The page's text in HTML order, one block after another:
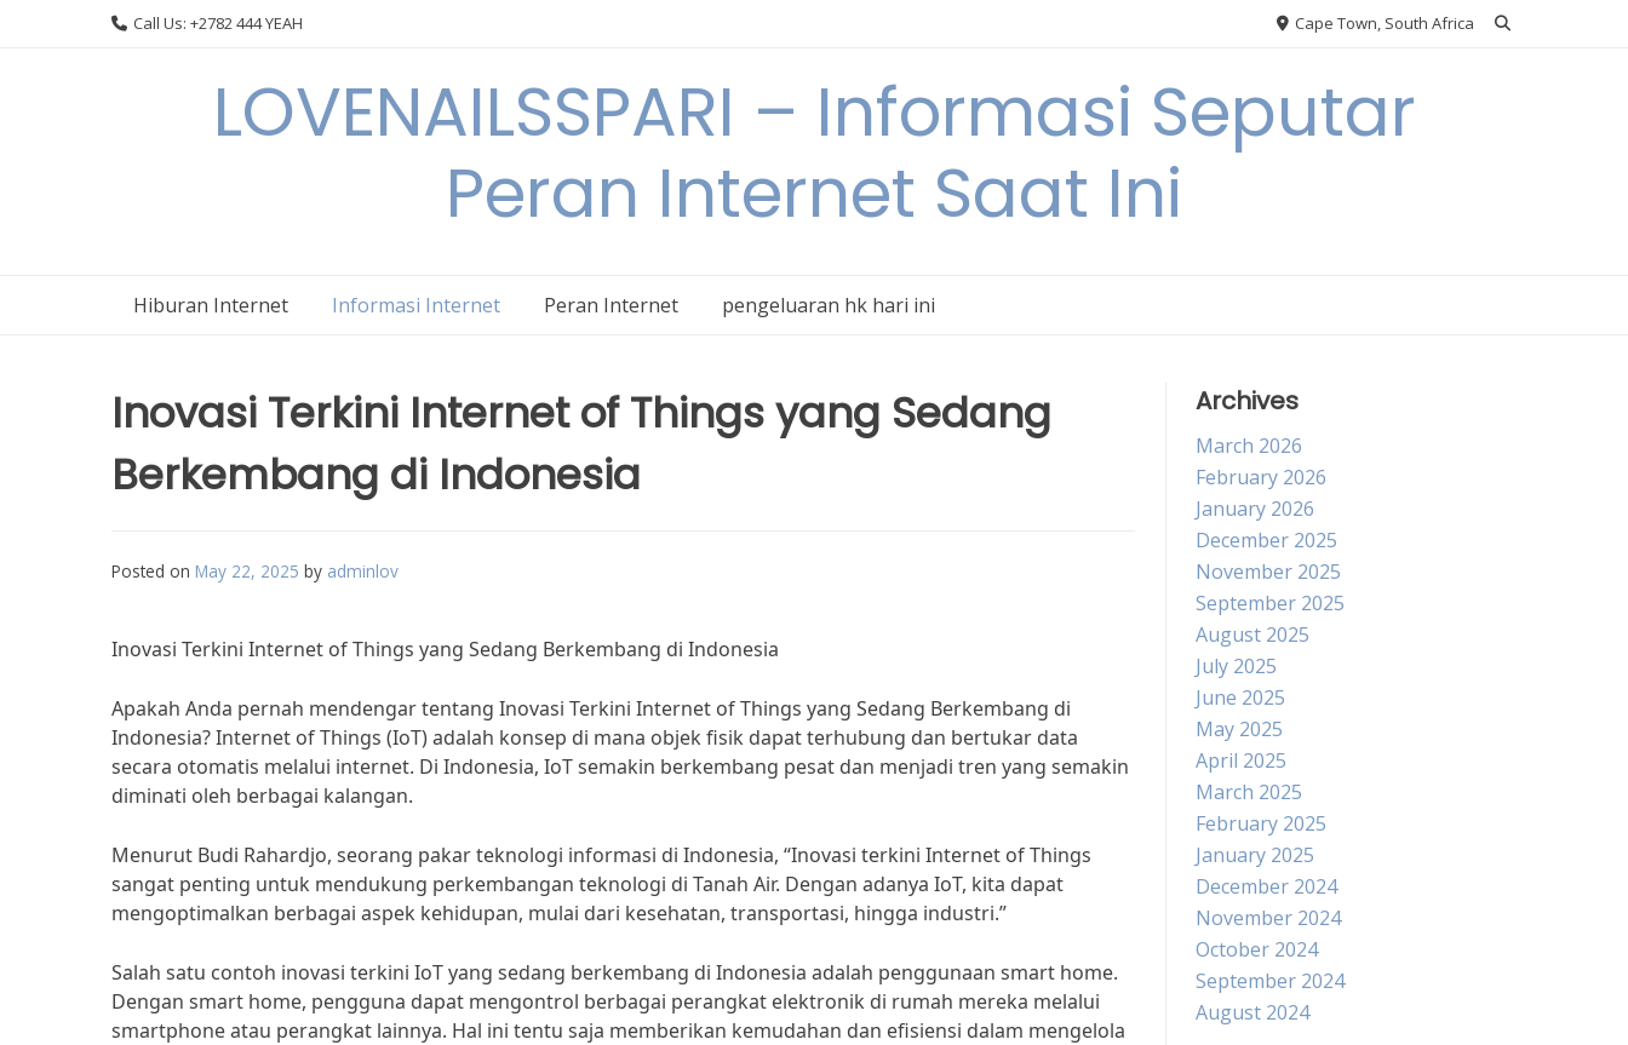
Call Us: +2782 444 YEAH Cape Town, South Africa
LOVENAILSSPARI – Informasi Seputar
Peran Internet Saat Ini
Hiburan Internet Informasi Internet Peran Internet pengeluaran hk hari ini
Inovasi Terkini Internet of Things yang Sedang
Berkembang di Indonesia
Posted on May 22, 2025 by adminlov
Inovasi Terkini Internet of Things yang Sedang Berkembang di Indonesia
Apakah Anda pernah mendengar tentang Inovasi Terkini Internet of Things yang Sedang Berkembang di
Indonesia? Internet of Things (IoT) adalah konsep di mana objek fisik dapat terhubung dan bertukar data
secara otomatis melalui internet. Di Indonesia, IoT semakin berkembang pesat dan menjadi tren yang semakin
diminati oleh berbagai kalangan.
Menurut Budi Rahardjo, seorang pakar teknologi informasi di Indonesia, “Inovasi terkini Internet of Things
sangat penting untuk mendukung perkembangan teknologi di Tanah Air. Dengan adanya IoT, kita dapat
mengoptimalkan berbagai aspek kehidupan, mulai dari kesehatan, transportasi, hingga industri.”
Salah satu contoh inovasi terkini IoT yang sedang berkembang di Indonesia adalah penggunaan smart home.
Dengan smart home, pengguna dapat mengontrol berbagai perangkat elektronik di rumah mereka melalui
smartphone atau perangkat lainnya. Hal ini tentu saja memberikan kemudahan dan efisiensi dalam mengelola
Archives
March 2026
February 2026
January 2026
December 2025
November 2025
September 2025
August 2025
July 2025
June 2025
May 2025
April 2025
March 2025
February 2025
January 2025
December 2024
November 2024
October 2024
September 2024
August 2024